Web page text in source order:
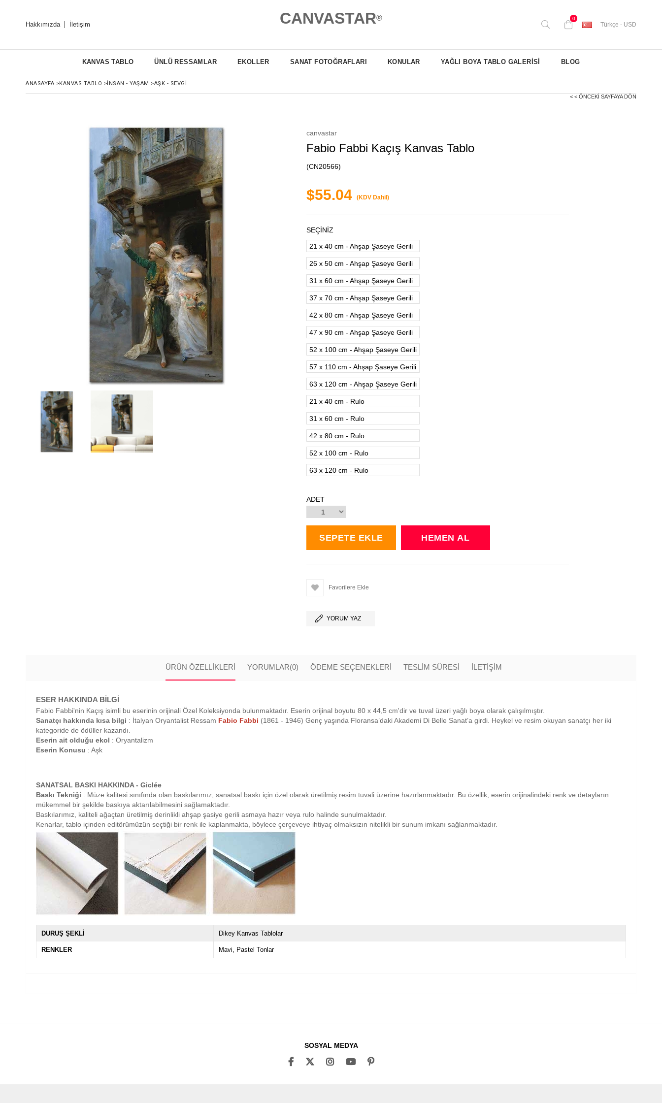
Hakkımızda İletişim CANVASTAR® 0
Türkçe - USD
KANVAS TABLO ÜNLÜ RESSAMLAR EKOLLER SANAT FOTOĞRAFLARI KONULAR YAĞLI BOYA TABLO GALERİSİ BLOG
ANASAYFA >KANVAS TABLO >İNSAN - YAŞAM >AŞK - SEVGI
< < ÖNCEKI SAYFAYA DÖN
canvastar
Fabio Fabbi Kaçış Kanvas Tablo
(CN20566)
$55.04 (KDV Dahil)
SEÇİNİZ
21 x 40 cm - Ahşap Şaseye Gerili
26 x 50 cm - Ahşap Şaseye Gerili
31 x 60 cm - Ahşap Şaseye Gerili
37 x 70 cm - Ahşap Şaseye Gerili
42 x 80 cm - Ahşap Şaseye Gerili
47 x 90 cm - Ahşap Şaseye Gerili
52 x 100 cm - Ahşap Şaseye Gerili
57 x 110 cm - Ahşap Şaseye Gerili
63 x 120 cm - Ahşap Şaseye Gerili
21 x 40 cm - Rulo
31 x 60 cm - Rulo
42 x 80 cm - Rulo
52 x 100 cm - Rulo
63 x 120 cm - Rulo
ADET
Favorilere Ekle
YORUM YAZ
ÜRÜN ÖZELLIKLERI YORUMLAR(0) ÖDEME SEÇENEKLERI TESLİM SÜRESİ İLETİŞİM
ESER HAKKINDA BİLGİ
Fabio Fabbi'nin Kaçış isimli bu eserinin orijinali Özel Koleksiyonda bulunmaktadır. Eserin orijinal boyutu 80 x 44,5 cm'dir ve tuval üzeri yağlı boya olarak çalışılmıştır.
Sanatçı hakkında kısa bilgi : İtalyan Oryantalist Ressam Fabio Fabbi (1861 - 1946) Genç yaşında Floransa’daki Akademi Di Belle Sanat’a girdi. Heykel ve resim okuyan sanatçı her iki
kategoride de ödüller kazandı.
Eserin ait olduğu ekol : Oryantalizm
Eserin Konusu : Aşk
SANATSAL BASKI HAKKINDA - Giclée
Baskı Tekniği : Müze kalitesi sınıfında olan baskılarımız, sanatsal baskı için özel olarak üretilmiş resim tuvali üzerine hazırlanmaktadır. Bu özellik, eserin orijinalindeki renk ve detayların
mükemmel bir şekilde baskıya aktarılabilmesini sağlamaktadır.
Baskılarımız, kaliteli ağaçtan üretilmiş derinlikli ahşap şasiye gerili asmaya hazır veya rulo halinde sunulmaktadır.
Kenarlar, tablo içinden editörümüzün seçtiği bir renk ile kaplanmakta, böylece çerçeveye ihtiyaç olmaksızın nitelikli bir sunum imkanı sağlanmaktadır.
DURUŞ ŞEKLİ Dikey Kanvas Tablolar
RENKLER Mavi Pastel Tonlar
SOSYAL MEDYA